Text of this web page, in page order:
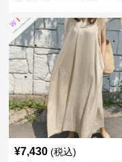
¥7,430 (税込)